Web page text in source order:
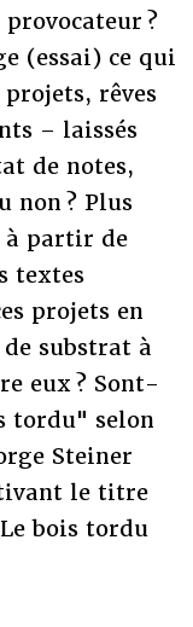
?
(essai) ce qui
rêves
– laissés
de notes,
non ? Plus
à partir de
textes
projets en
substrat à
eux ? Sont-
tordu" selon
Steiner
le titre
bois tordu